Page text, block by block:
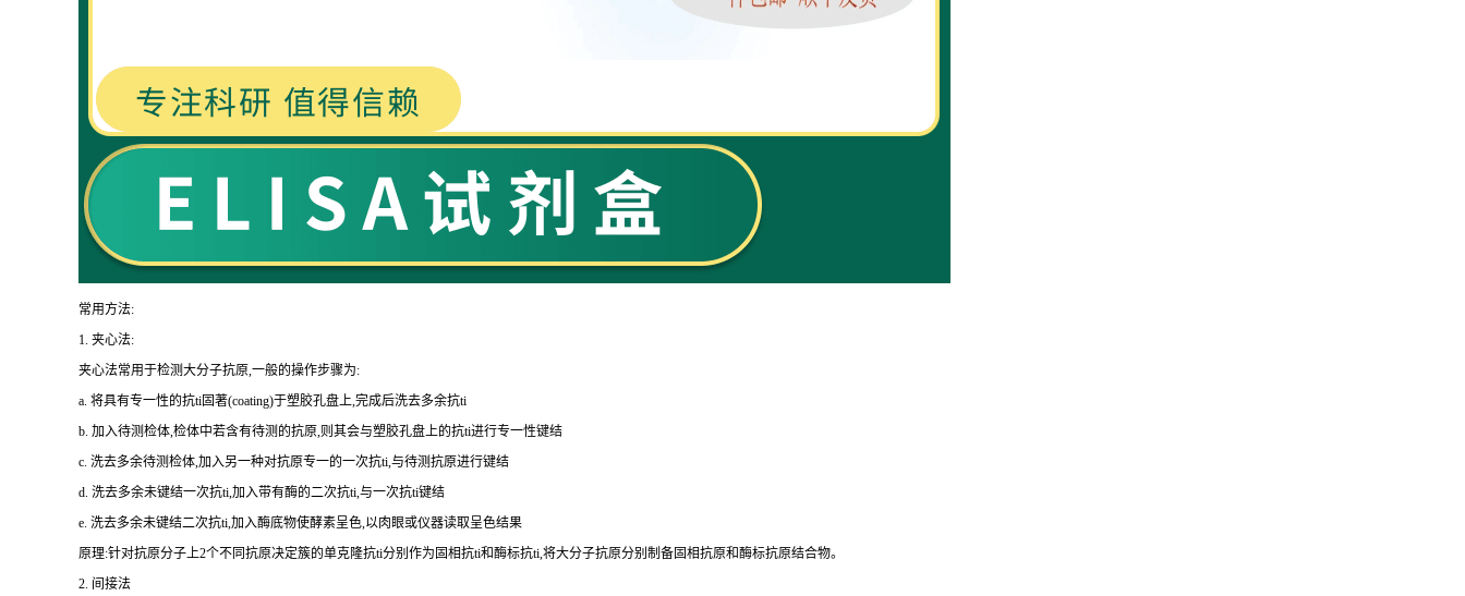
常用方法:
1. 夹心法:
夹心法常用于检测大分子抗原,一般的操作步骤为:
a. 将具有专一性的抗ti固著(coating)于塑胶孔盘上,完成后洗去多余抗ti
b. 加入待测检体,检体中若含有待测的抗原,则其会与塑胶孔盘上的抗ti进行专一性键结
c. 洗去多余待测检体,加入另一种对抗原专一的一次抗ti,与待测抗原进行键结
d. 洗去多余未键结一次抗ti,加入带有酶的二次抗ti,与一次抗ti键结
e. 洗去多余未键结二次抗ti,加入酶底物使酵素呈色,以肉眼或仪器读取呈色结果
原理:针对抗原分子上2个不同抗原决定簇的单克隆抗ti分别作为固相抗ti和酶标抗ti,将大分子抗原分别制备固相抗原和酶标抗原结合物。
2. 间接法